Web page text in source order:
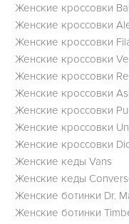
Женские кроссовки
Женские кроссовки
Женские кроссовки
Женские кроссовки
Женские кроссовки
Женские кроссовки
Женские кроссовки
Женские кроссовки
Женские кроссовки
Женские кеды Vans
Женские кеды
Женские ботинки Dr.
Женские ботинки